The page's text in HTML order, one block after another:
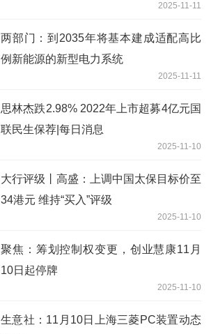
2025-11-11
两部门：到2035年将基本建成适配高比
例新能源的新型电力系统
2025-11-11
思林杰跌2.98% 2022年上市超募4亿元国
联民生保荐|每日消息
2025-11-10
大行评级丨高盛：上调中国太保目标价至
34港元 维持“买入”评级
2025-11-10
聚焦：筹划控制权变更，创业慧康11月
10日起停牌
2025-11-10
生意社：11月10日上海三菱PC装置动态